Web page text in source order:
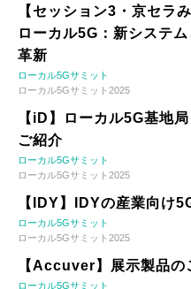
【セッション3・京セラ
ローカル5G：新システ
革新
ローカル5Gサミット
ローカル5Gサミット2025
【iD】ローカル5G基地
ご紹介
ローカル5Gサミット
ローカル5Gサミット2025
【IDY】IDYの産業向け
ローカル5Gサミット
ローカル5Gサミット2025
【Accuver】展示製品の
ローカル5Gサミット